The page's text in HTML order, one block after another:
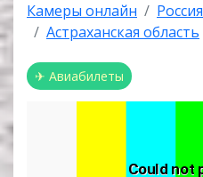
Камеры онлайн
Россия
Астраханская область
✈ Авиабилеты